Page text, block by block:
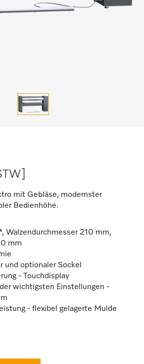
mit Gebläse, modernster
Bedienhöhe.
Walzendurchmesser 210 mm,
mm
und optionaler Sockel
- Touchdisplay
wichtigsten Einstellungen -
- flexibel gelagerte Mulde